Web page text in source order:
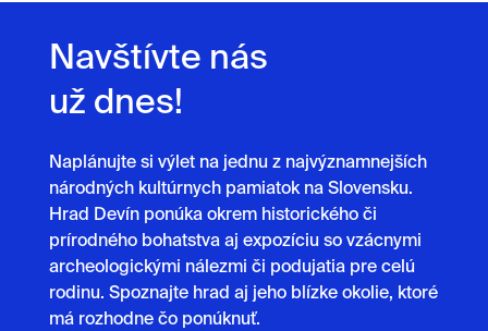
Navštívte nás
už dnes!
Naplánujte si výlet na jednu z najvýznamnejších
národných kultúrnych pamiatok na Slovensku.
Hrad Devín ponúka okrem historického či
prírodného bohatstva aj expozíciu so vzácnymi
archeologickými nálezmi či podujatia pre celú
rodinu. Spoznajte hrad aj jeho blízke okolie, ktoré
má rozhodne čo ponúknuť.